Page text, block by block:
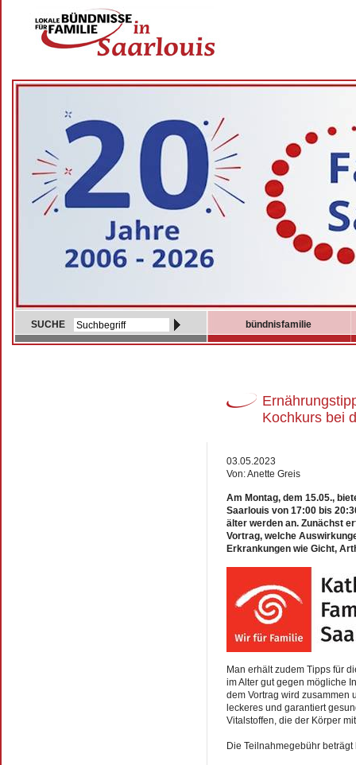
SUCHE bündnisfamilie
Kochkurs bei
03.05.2023
Von: Anette Greis
Am Montag, dem 15.05.,
Saarlouis von 17:00 bis
älter werden an. Zunächst
Vortrag, welche
Erkrankungen wie Gicht,
Man erhält zudem Tipps für
im Alter gut gegen mögliche
dem Vortrag wird zusammen
leckeres und garantiert
Vitalstoffen, die der Körper
Die Teilnahmegebühr